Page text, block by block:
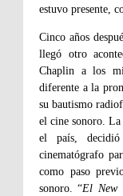
estuvo presente,
Cinco años
llegó otro
Chaplin a los
diferente a la
su bautismo
el cine sonoro.
el país,
cinematógrafo
como paso
sonoro. “El New